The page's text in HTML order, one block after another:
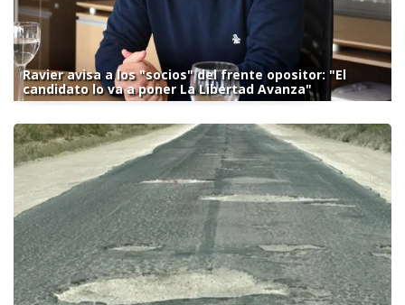
Ravier avisa a los "socios" del frente opositor: "El
candidato lo va a poner La Libertad Avanza"